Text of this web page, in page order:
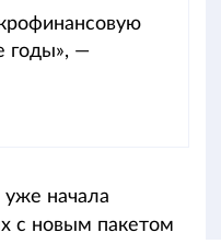
годы», —
уже начала
с новым пакетом